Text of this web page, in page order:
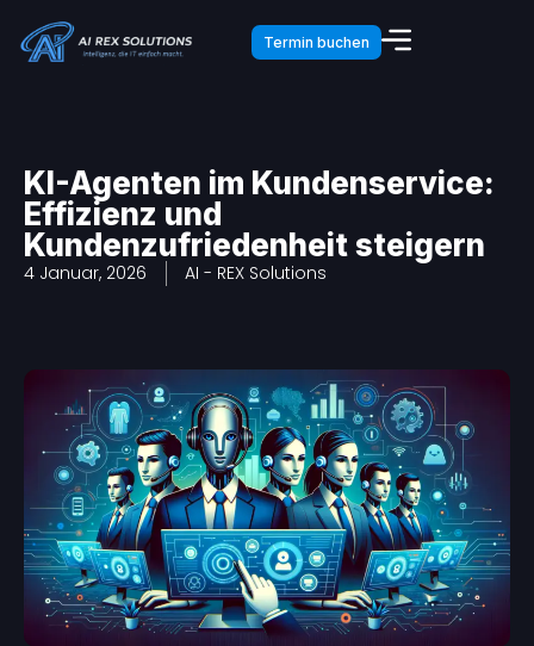
Termin buchen
KI-Agenten im Kundenservice:
Effizienz und
Kundenzufriedenheit steigern
4 Januar, 2026 AI - REX Solutions